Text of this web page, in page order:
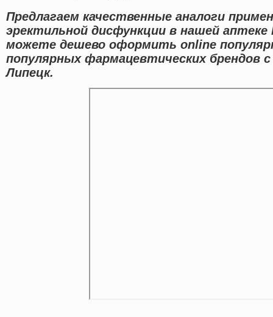
Предлагаем качественные аналоги
эректильной дисфункции в нашей
можете дешево оформить online
популярных фармацевтических брендов
Липецк.